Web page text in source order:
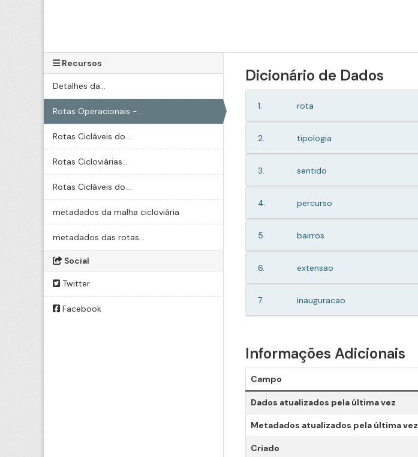
Recursos
Detalhes da...
Rotas Operacionais -...
Rotas Cicláveis do...
Rotas Cicloviárias...
Rotas Cicláveis do...
metadados da malha cicloviária
metadados das rotas...
Social
Twitter
Facebook
Dicionário de Dados
1. rota
2. tipologia
3. sentido
4. percurso
5. bairros
6. extensao
7. inauguracao
Informações Adicionais
Campo
Dados atualizados pela última vez
Metadados atualizados pela última vez
Criado